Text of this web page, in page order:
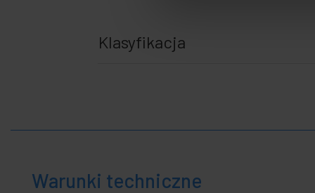
Klasyfikacja
Warunki techniczne